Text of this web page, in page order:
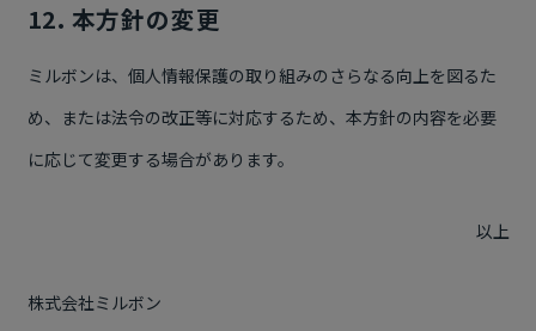
12. 本方針の変更
ミルボンは、個人情報保護の取り組みのさらなる向上を図るた
め、または法令の改正等に対応するため、本方針の内容を必要
に応じて変更する場合があります。
以上
株式会社ミルボン